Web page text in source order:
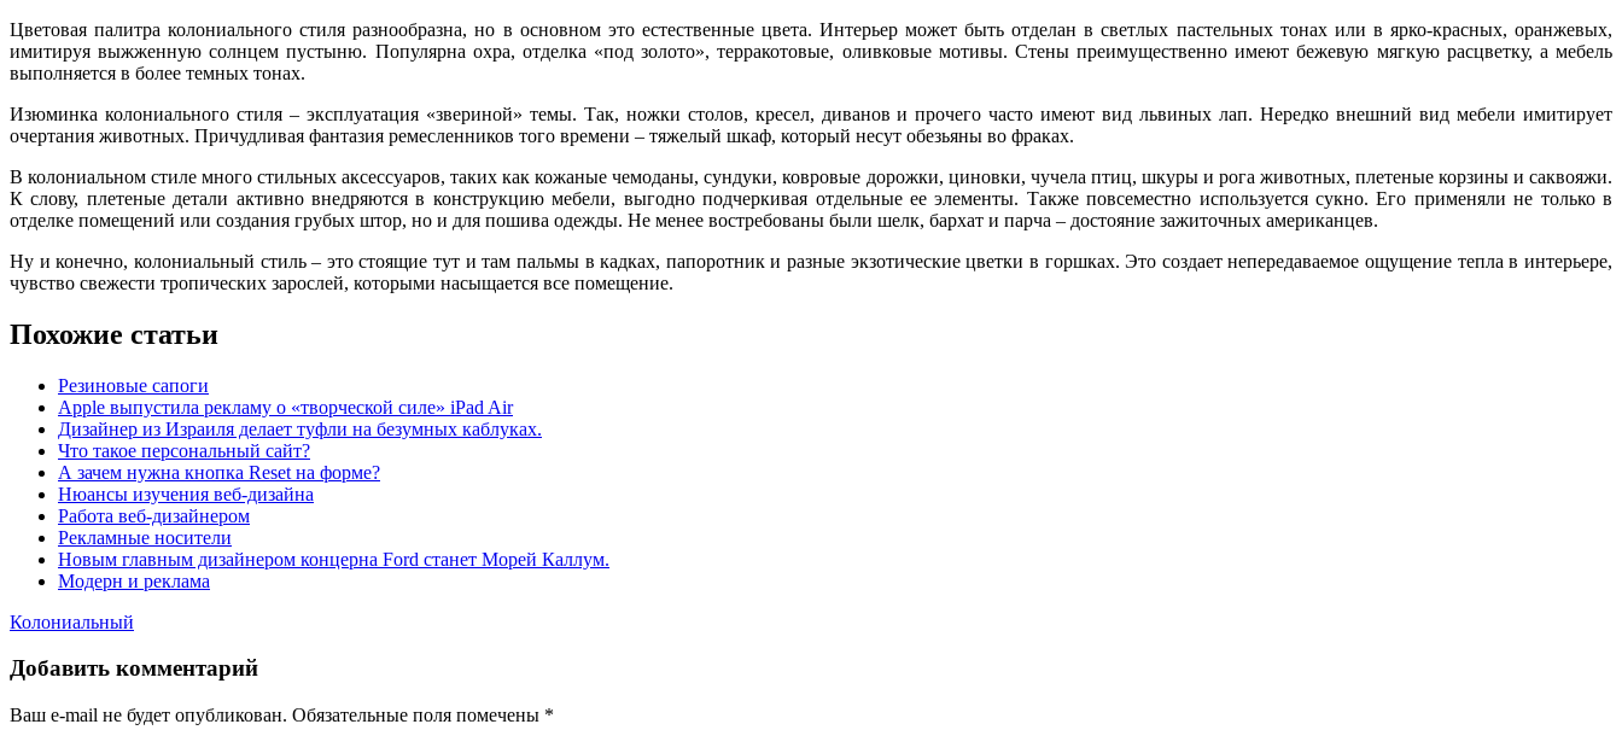
Цветовая палитра колониального стиля разнообразна, но в основном это естественные цвета. Интерьер может быть отделан в светлых пастельных тонах или в ярко-красных, оранжевых,
имитируя выжженную солнцем пустыню. Популярна охра, отделка «под золото», терракотовые, оливковые мотивы. Стены преимущественно имеют бежевую мягкую расцветку, а мебель
выполняется в более темных тонах.
Изюминка колониального стиля – эксплуатация «звериной» темы. Так, ножки столов, кресел, диванов и прочего часто имеют вид львиных лап. Нередко внешний вид мебели имитирует
очертания животных. Причудливая фантазия ремесленников того времени – тяжелый шкаф, который несут обезьяны во фраках.
В колониальном стиле много стильных аксессуаров, таких как кожаные чемоданы, сундуки, ковровые дорожки, циновки, чучела птиц, шкуры и рога животных, плетеные корзины и саквояжи.
К слову, плетеные детали активно внедряются в конструкцию мебели, выгодно подчеркивая отдельные ее элементы. Также повсеместно используется сукно. Его применяли не только в
отделке помещений или создания грубых штор, но и для пошива одежды. Не менее востребованы были шелк, бархат и парча – достояние зажиточных американцев.
Ну и конечно, колониальный стиль – это стоящие тут и там пальмы в кадках, папоротник и разные экзотические цветки в горшках. Это создает непередаваемое ощущение тепла в интерьере,
чувство свежести тропических зарослей, которыми насыщается все помещение.
Похожие статьи
Резиновые сапоги
Apple выпустила рекламу о «творческой силе» iPad Air
Дизайнер из Израиля делает туфли на безумных каблуках.
Что такое персональный сайт?
А зачем нужна кнопка Reset на форме?
Нюансы изучения веб-дизайна
Работа веб-дизайнером
Рекламные носители
Новым главным дизайнером концерна Ford станет Морей Каллум.
Модерн и реклама
Колониальный
Добавить комментарий
Ваш e-mail не будет опубликован. Обязательные поля помечены *